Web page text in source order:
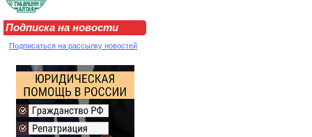
Подписка на новости
Подписаться на рассылку новостей